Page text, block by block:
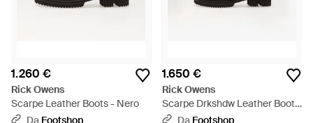
1.260 €
Rick Owens
Scarpe Leather Boots - Nero
Da Footshop
1.650 €
Rick Owens
Scarpe Drkshdw Leather Boots
- Nero
Da Footshop